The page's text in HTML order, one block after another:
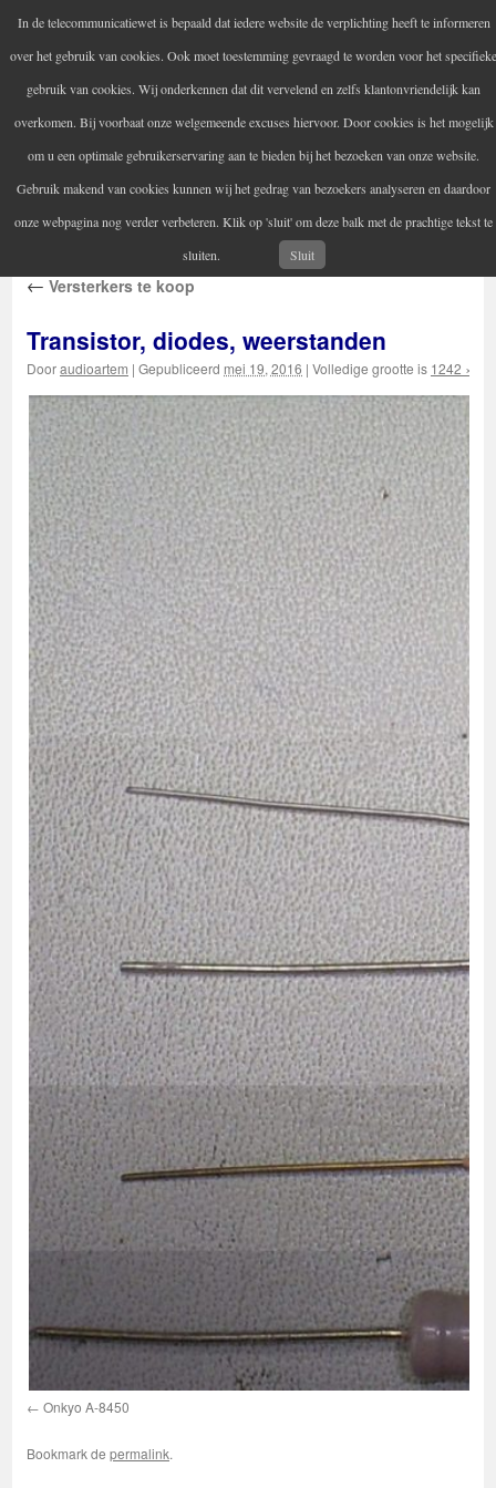
Audio Artem
Uw versterker-audio reparateur
Spring
Home Audio reparatie
Vintage audioapparatuur
← Versterkers te koop
Transistor, diodes, weerstanden
Dooraudioartem | Gepubliceerd mei 19, 2016 | Volledige grootte is 1242 ×
Onkyo A-8450
Bookmark de permalink.
In de telecommunicatiewet is bepaald dat iedere website de verplichting heeft te informeren
over het gebruik van cookies. Ook moet toestemming gevraagd te worden voor het specifieke
gebruik van cookies. Wij onderkennen dat dit vervelend en zelfs klantonvriendelijk kan
overkomen. Bij voorbaat onze welgemeende excuses hiervoor. Door cookies is het mogelijk
om u een optimale gebruikerservaring aan te bieden bij het bezoeken van onze website.
Gebruik makend van cookies kunnen wij het gedrag van bezoekers analyseren en daardoor
onze webpagina nog verder verbeteren. Klik op 'sluit' om deze balk met de prachtige tekst te
sluiten.
Sluit